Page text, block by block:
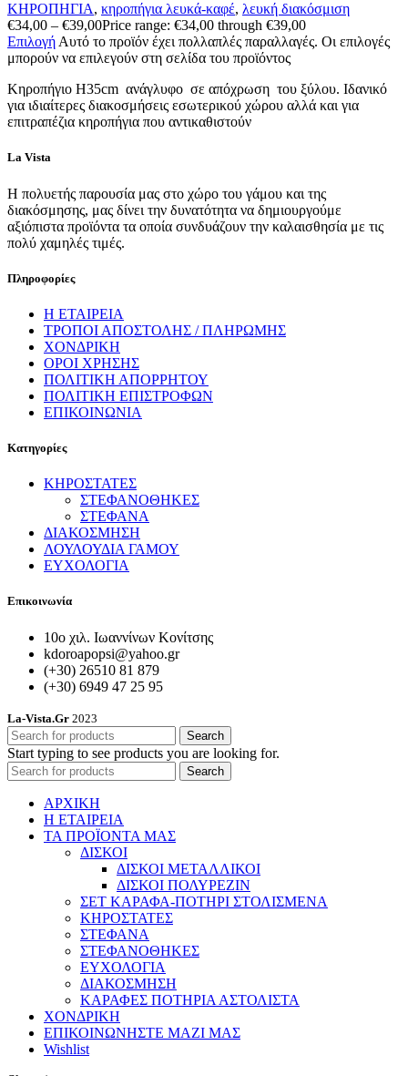
ΚΗΡΟΠΗΓΙΑ, κηροπήγια λευκά-καφέ, λευκή διακόσμιση
€34,00 – €39,00Price range: €34,00 through €39,00
Επιλογή Αυτό το προϊόν έχει πολλαπλές παραλλαγές. Οι επιλογές
μπορούν να επιλεγούν στη σελίδα του προϊόντος
Κηροπήγιο Η35cm ανάγλυφo σε απόχρωση του ξύλου. Ιδανικό
για ιδιαίτερες διακοσμήσεις εσωτερικού χώρου αλλά και για
επιτραπέζια κηροπήγια που αντικαθιστούν
La Vista
Η πολυετής παρουσία μας στο χώρο του γάμου και της
διακόσμησης, μας δίνει την δυνατότητα να δημιουργούμε
αξιόπιστα προϊόντα τα οποία συνδυάζουν την καλαισθησία με τις
πολύ χαμηλές τιμές.
Πληροφορίες
Η ΕΤΑΙΡΕΙΑ
ΤΡΟΠΟΙ ΑΠΟΣΤΟΛΗΣ / ΠΛΗΡΩΜΗΣ
ΧΟΝΔΡΙΚΗ
ΟΡΟΙ ΧΡΗΣΗΣ
ΠΟΛΙΤΙΚΗ ΑΠΟΡΡΗΤΟΥ
ΠΟΛΙΤΙΚΗ ΕΠΙΣΤΡΟΦΩΝ
ΕΠΙΚΟΙΝΩΝΙΑ
Κατηγορίες
ΚΗΡΟΣΤΑΤΕΣ
ΣΤΕΦΑΝΟΘΗΚΕΣ
ΣΤΕΦΑΝΑ
ΔΙΑΚΟΣΜΗΣΗ
ΛΟΥΛΟΥΔΙΑ ΓΑΜΟΥ
ΕΥΧΟΛΟΓΙΑ
Επικοινωνία
10ο χιλ. Ιωαννίνων Κονίτσης
kdoroapopsi@yahoo.gr
(+30) 26510 81 879
(+30) 6949 47 25 95
La-Vista.Gr 2023
Search
Start typing to see products you are looking for.
Search
ΑΡΧΙΚΗ
Η ΕΤΑΙΡΕΙΑ
ΤΑ ΠΡΟΪΟΝΤΑ ΜΑΣ
ΔΙΣΚΟΙ
ΔΙΣΚΟΙ ΜΕΤΑΛΛΙΚΟΙ
ΔΙΣΚΟΙ ΠΟΛΥΡΕΖΙΝ
ΣΕΤ ΚΑΡΑΦΑ-ΠΟΤΗΡΙ ΣΤΟΛΙΣΜΕΝΑ
ΚΗΡΟΣΤΑΤΕΣ
ΣΤΕΦΑΝΑ
ΣΤΕΦΑΝΟΘΗΚΕΣ
ΕΥΧΟΛΟΓΙΑ
ΔΙΑΚΟΣΜΗΣΗ
ΚΑΡΑΦΕΣ ΠΟΤΗΡΙΑ ΑΣΤΟΛΙΣΤΑ
ΧΟΝΔΡΙΚΗ
ΕΠΙΚΟΙΝΩΝΗΣΤΕ ΜΑΖΙ ΜΑΣ
Wishlist